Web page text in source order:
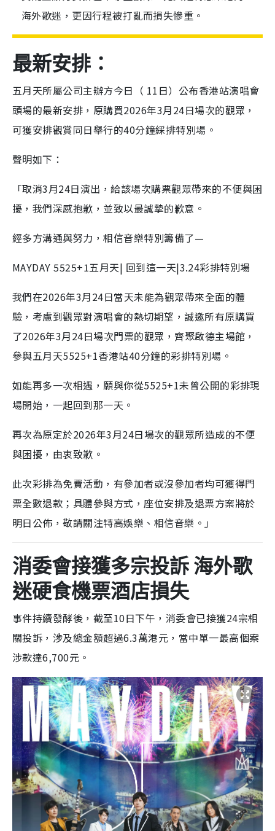
海外歌迷，更因行程被打亂而損失慘重。
最新安排：
五月天所屬公司主辦方今日（ 11日）公布香港站演唱會
頭場的最新安排，原購買2026年3月24日場次的觀眾，
可獲安排觀賞同日舉行的40分鐘綵排特別場。
聲明如下：
「取消3月24日演出，給該場次購票觀眾帶來的不便與困
擾，我們深感抱歉，並致以最誠摯的歉意。
經多方溝通與努力，相信音樂特別籌備了—
MAYDAY 5525+1五月天| 回到這一天|3.24彩排特別場
我們在2026年3月24日當天未能為觀眾帶來全面的體
驗，考慮到觀眾對演唱會的熱切期望，誠邀所有原購買
了2026年3月24日場次門票的觀眾，齊聚啟德主場館，
參與五月天5525+1香港站40分鐘的彩排特別場。
如能再多一次相遇，願與你從5525+1未曾公開的彩排現
場開始，一起回到那一天。
再次為原定於2026年3月24日場次的觀眾所造成的不便
與困擾，由衷致歉。
此次彩排為免費活動，有參加者或沒參加者均可獲得門
票全數退款；具體參與方式，座位安排及退票方案將於
明日公佈，敬請關注特高娛樂、相信音樂。」
消委會接獲多宗投訴 海外歌
迷硬食機票酒店損失
事件持續發酵後，截至10日下午，消委會已接獲24宗相
關投訴，涉及總金額超過6.3萬港元，當中單一最高個案
涉款達6,700元。